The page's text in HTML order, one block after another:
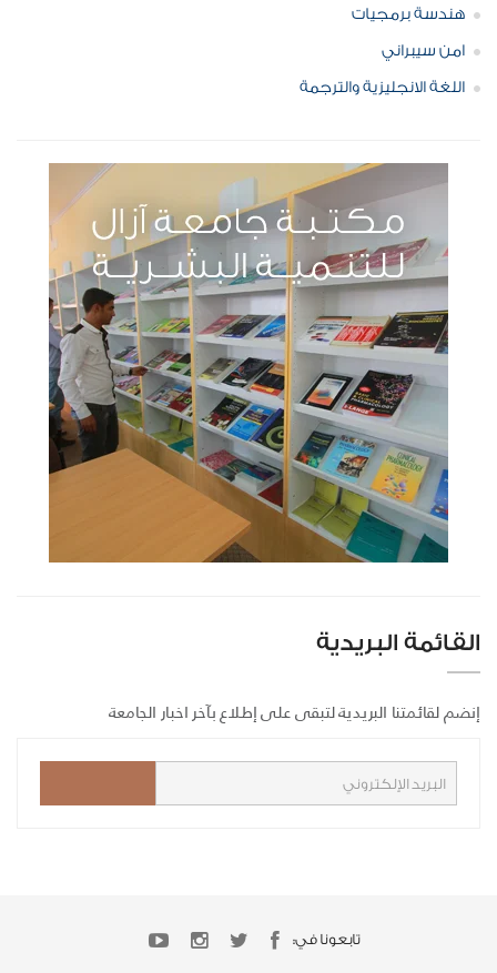
هندسة برمجيات
امن سيبراني
اللغة الانجليزية والترجمة
القائمة البريدية
إنضم لقائمتنا البريدية لتبقى على إطلاع بآخر اخبار الجامعة
تابعونا في: